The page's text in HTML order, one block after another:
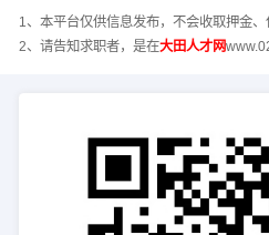
1、本平台仅供信息发布，不会收取押金、
2、请告知求职者，是在大田人才网